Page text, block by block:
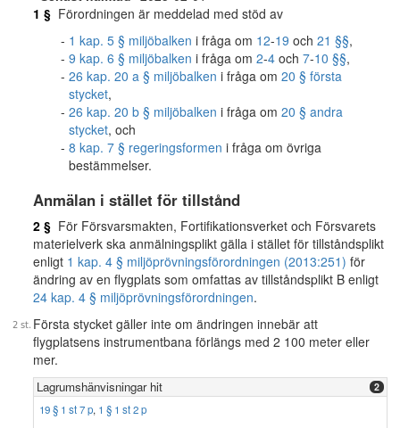
1 § Förordningen är meddelad med stöd av
1 kap. 5 § miljöbalken i fråga om 12-19 och 21 §§,
9 kap. 6 § miljöbalken i fråga om 2-4 och 7-10 §§,
26 kap. 20 a § miljöbalken i fråga om 20 § första
stycket,
26 kap. 20 b § miljöbalken i fråga om 20 § andra
stycket, och
8 kap. 7 § regeringsformen i fråga om övriga
bestämmelser.
Anmälan i stället för tillstånd
2 § För Försvarsmakten, Fortifikationsverket och Försvarets
materielverk ska anmälningsplikt gälla i stället för tillståndsplikt
enligt 1 kap. 4 § miljöprövningsförordningen (2013:251) för
ändring av en flygplats som omfattas av tillståndsplikt B enligt
24 kap. 4 § miljöprövningsförordningen.
Första stycket gäller inte om ändringen innebär att
flygplatsens instrumentbana förlängs med 2 100 meter eller
mer.
Lagrumshänvisningar hit 2
19 § 1 st 7 p, 1 § 1 st 2 p